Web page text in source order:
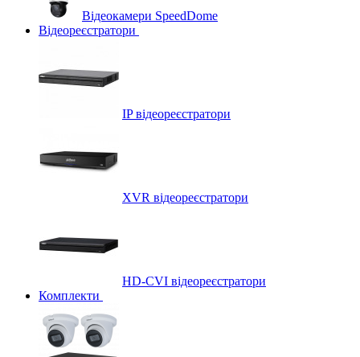
Відеокамери SpeedDome
Відеореєстратори
IP відеореєстратори
XVR відеореєстратори
HD-CVI відеореєстратори
Комплекти